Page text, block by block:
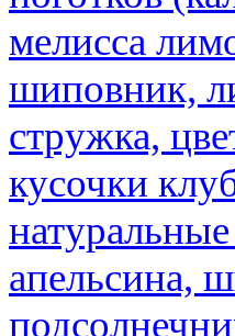
мелисса
шиповник,
стружка,
кусочки
апельсина,